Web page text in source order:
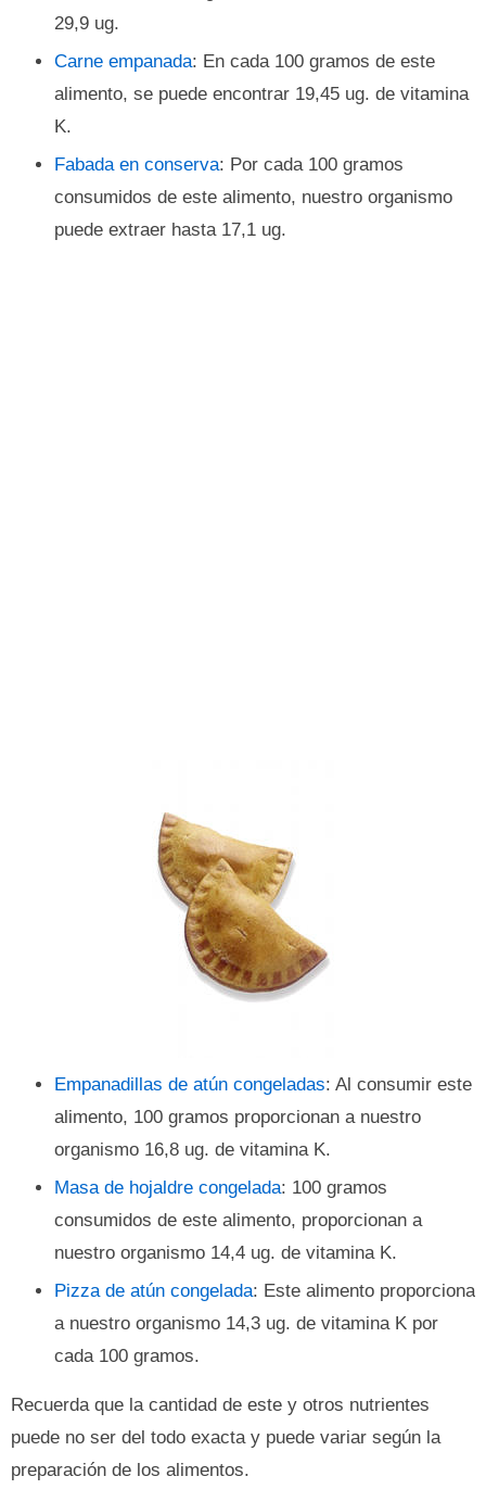
29,9 ug.
Carne empanada: En cada 100 gramos de este
alimento, se puede encontrar 19,45 ug. de vitamina
K.
Fabada en conserva: Por cada 100 gramos
consumidos de este alimento, nuestro organismo
puede extraer hasta 17,1 ug.
Empanadillas de atún congeladas: Al consumir este
alimento, 100 gramos proporcionan a nuestro
organismo 16,8 ug. de vitamina K.
Masa de hojaldre congelada: 100 gramos
consumidos de este alimento, proporcionan a
nuestro organismo 14,4 ug. de vitamina K.
Pizza de atún congelada: Este alimento proporciona
a nuestro organismo 14,3 ug. de vitamina K por
cada 100 gramos.
Recuerda que la cantidad de este y otros nutrientes
puede no ser del todo exacta y puede variar según la
preparación de los alimentos.